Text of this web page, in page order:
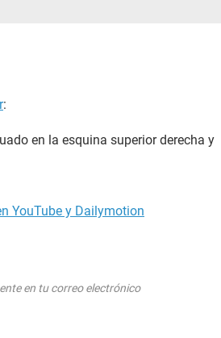
:
en la esquina superior derecha y
YouTube y Dailymotion
en tu correo electrónico